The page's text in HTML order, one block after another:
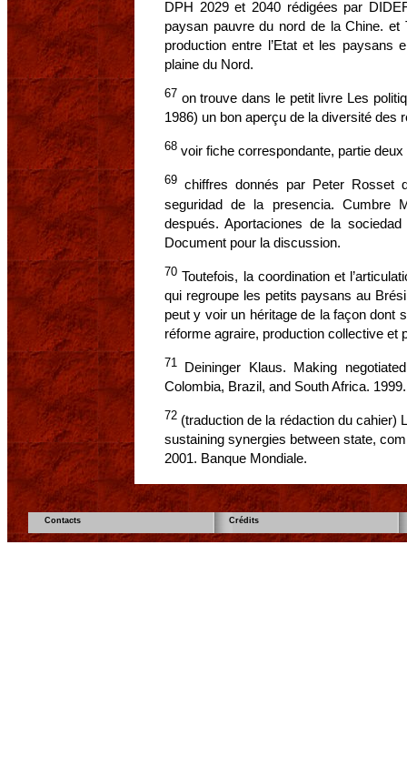
DPH 2029 et 2040 rédigées par
paysan pauvre du nord de la Chine.
production entre l’Etat et les paysans
plaine du Nord.
67 on trouve dans le petit livre Les
1986) un bon aperçu de la diversité des
68 voir fiche correspondante, partie deux
69 chiffres donnés par Peter Rosset
seguridad de la presencia. Cumbre
después. Aportaciones de la
Document pour la discussion.
70 Toutefois, la coordination et
qui regroupe les petits paysans au
peut y voir un héritage de la façon dont
réforme agraire, production collective et
71
Deininger Klaus. Making
Colombia, Brazil, and South Africa.
72 (traduction de la rédaction du cahier)
sustaining synergies between state,
2001. Banque Mondiale.
Contacts Crédits